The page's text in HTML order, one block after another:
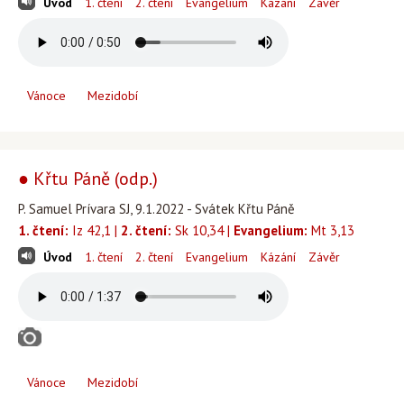
Vánoce Mezidobí
● Křtu Páně (odp.)
P. Samuel Prívara SJ, 9.1.2022 - Svátek Křtu Páně
1. čtení: Iz 42,1 | 2. čtení: Sk 10,34 | Evangelium: Mt 3,13
Úvod 1. čtení 2. čtení Evangelium Kázání Závěr
Vánoce Mezidobí